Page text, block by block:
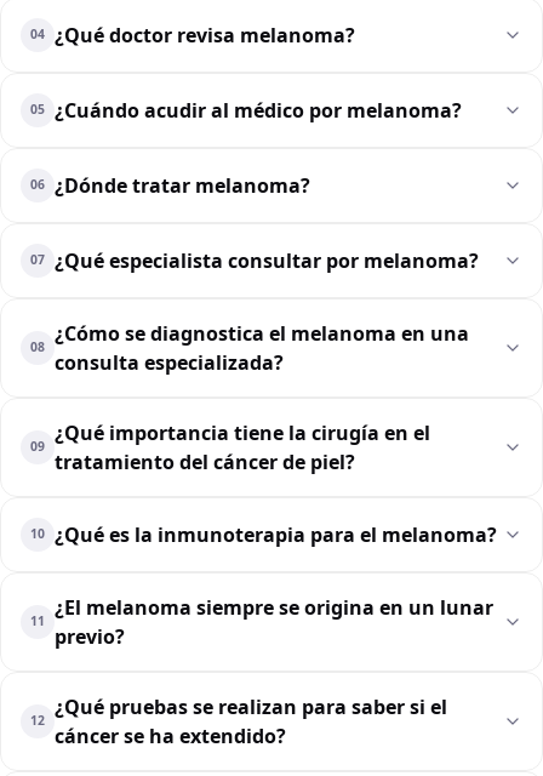
04 ¿Qué doctor revisa melanoma?
05 ¿Cuándo acudir al médico por melanoma?
06 ¿Dónde tratar melanoma?
07 ¿Qué especialista consultar por melanoma?
08
¿Cómo se diagnostica el melanoma en una
consulta especializada?
09
¿Qué importancia tiene la cirugía en el
tratamiento del cáncer de piel?
10 ¿Qué es la inmunoterapia para el melanoma?
11
¿El melanoma siempre se origina en un lunar
previo?
12
¿Qué pruebas se realizan para saber si el
cáncer se ha extendido?